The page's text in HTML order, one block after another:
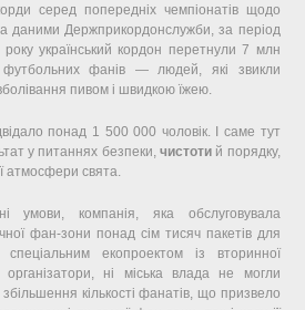
серед попередніх чемпіонатів щодо
За даними Держприкордонслужби, за період
український кордон перетнули 7 млн
фанів — людей, які звикли
пивом і швидкою їжею.
понад 1 500 000 чоловік. І саме тут
у питаннях безпеки,чистоти й порядку,
атмосфери свята.
умови, компанія, яка обслуговувала
фан-зони понад сім тисяч пакетів для
екопроектом із вторинної
ні міська влада не могли
кількості фанатів, що призвело